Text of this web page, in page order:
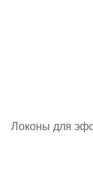
Локоны для